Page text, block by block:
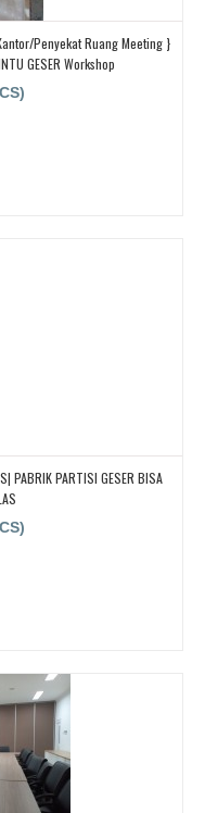
Penyekat Ruang Meeting }
GESER Workshop
PABRIK PARTISI GESER BISA